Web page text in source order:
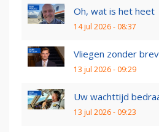
Oh, wat is het heet
14 jul 2026 - 08:37
Vliegen zonder
13 jul 2026 - 09:29
Uw wachttijd
13 jul 2026 - 09:23